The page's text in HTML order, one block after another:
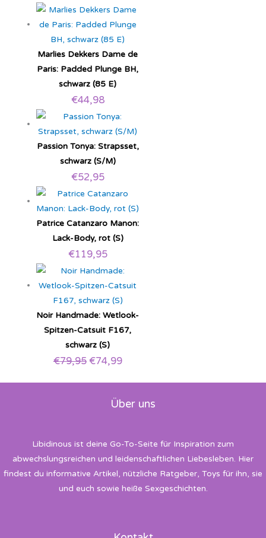
Marlies Dekkers Dame de
Paris: Padded Plunge BH,
schwarz (85 E)
€44,98
Passion Tonya: Strapsset,
schwarz (S/M)
€52,95
Patrice Catanzaro Manon:
Lack-Body, rot (S)
€119,95
Noir Handmade: Wetlook-
Spitzen-Catsuit F167,
schwarz (S)
€79,95 €74,99
Über uns
Libidinous ist deine Go-To-Seite für Inspiration zum
abwechslungsreichen und leidenschaftlichen Liebesleben. Hier
findest du informative Artikel, nützliche Ratgeber, Toys für ihn, sie
und euch sowie heiße Sexgeschichten.